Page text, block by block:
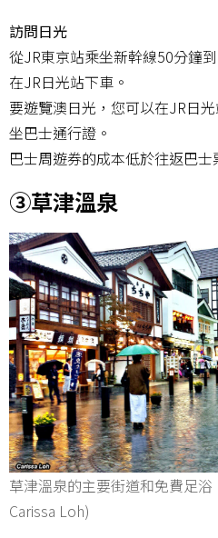
訪問日光
從JR東京站乘坐新幹線50分鐘
在JR日光站下車。
要遊覽澳日光，您可以在JR日
坐巴士通行證。
巴士周遊券的成本低於往返巴士
③草津溫泉
草津溫泉的主要街道和免費足
Carissa Loh)